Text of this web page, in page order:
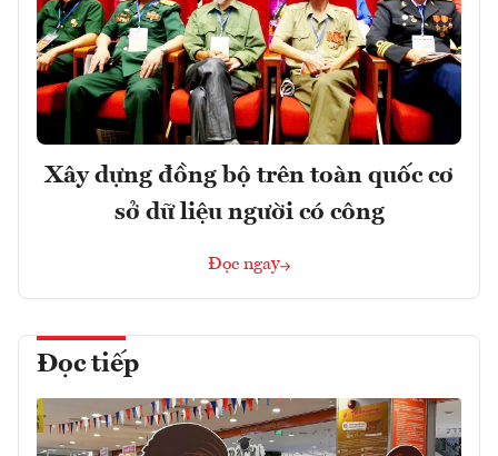
Xây dựng đồng bộ trên toàn quốc cơ
sở dữ liệu người có công
Đọc ngay
Đọc tiếp